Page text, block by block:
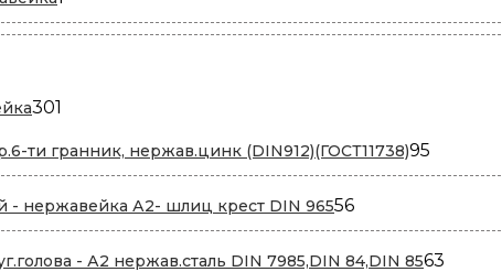
товар
301
ти гранник, нержав.цинк (DIN912)(ГОСТ11738)95
товаров
- нержавейка А2- шлиц крест DIN 9655656
товаров
- А2 нержав.сталь DIN 7985,DIN 84,DIN 8563